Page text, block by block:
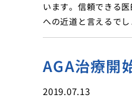
います。信頼できる
への近道と言えるでし
AGA治療開
2019.07.13